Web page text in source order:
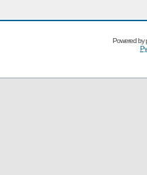
Powered by